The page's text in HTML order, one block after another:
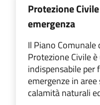
Protezione
emergenza
Il Piano Comunale
Protezione Civile
indispensabile per
emergenze in
calamità naturali